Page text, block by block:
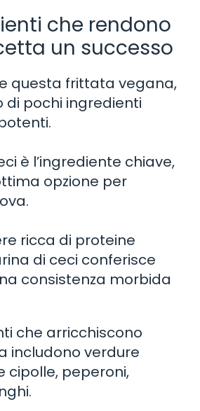
che rendono
un successo
questa frittata vegana,
di pochi ingredienti
è l’ingrediente chiave,
opzione per
ricca di proteine
di ceci conferisce
consistenza morbida
che arricchiscono
includono verdure
cipolle, peperoni,